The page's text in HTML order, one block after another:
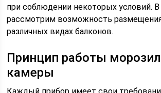
при соблюдении некоторых условий. В
рассмотрим возможность
различных видах балконов.
Принцип работы
камеры